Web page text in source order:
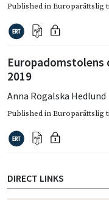
Published inEuroparättslig
Europadomstolens
2019
Anna Rogalska Hedlund
Published inEuroparättslig
DIRECT LINKS